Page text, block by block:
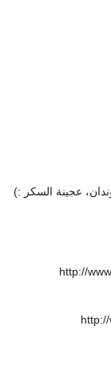
عجينة السكر :)
http://